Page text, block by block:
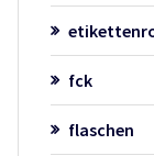
fck
flaschen